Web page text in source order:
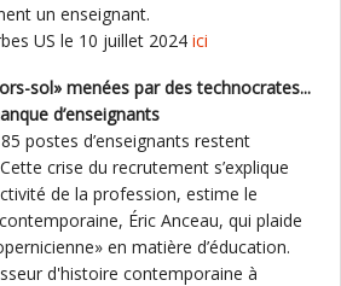
un enseignant.
US le 10 juillet 2024 ici
sol» menées par des technocrates...
d’enseignants
postes d’enseignants restent
crise du recrutement s’explique
de la profession, estime le
Éric Anceau, qui plaide
en matière d’éducation.
d'histoire contemporaine à